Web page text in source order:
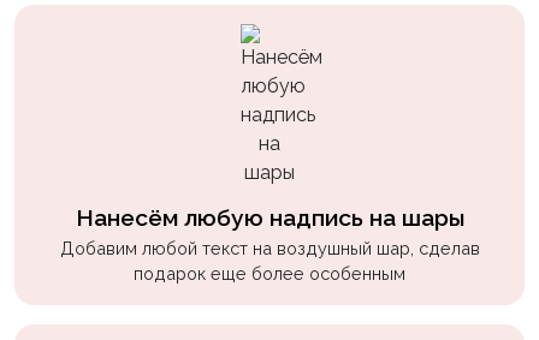
Нанесём любую надпись на шары
Добавим любой текст на воздушный шар, сделав
подарок еще более особенным